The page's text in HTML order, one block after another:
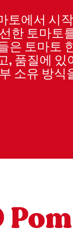
토에서 시
한 토마토
은 토마토
, 품질에 있
소유 방식